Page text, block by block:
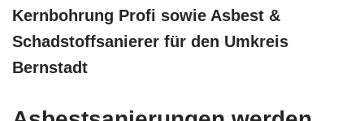
Kernbohrung Profi sowie Asbest &
Schadstoffsanierer für den Umkreis
Bernstadt